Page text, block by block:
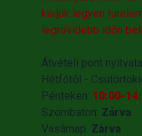
kérjük legyen
legrövidebb időn
Átvételi pont
Hétfőtől -
Pénteken: 10:00-
Szombaton: Zárva
Vasárnap: Zárva